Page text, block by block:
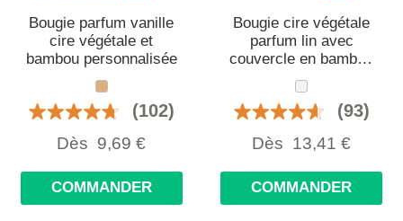
Bougie parfum vanille
cire végétale et
bambou personnalisée
(102)
Dès 9,69 €
COMMANDER
Bougie cire végétale
parfum lin avec
couvercle en bambou
personnalisée
(93)
Dès 13,41 €
COMMANDER